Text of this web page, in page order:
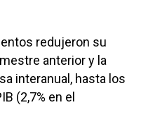
redujeron su
anterior y la
interanual, hasta los
(2,7% en el